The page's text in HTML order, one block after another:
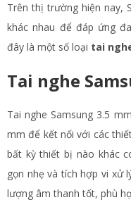
Trên thị trường hiện nay,
khác nhau để đáp ứng
đây là một số loại tai
Tai nghe
Tai nghe Samsung 3.5
mm để kết nối với các
bất kỳ thiết bị nào khác
gọn nhẹ và tích hợp vi xử
lượng âm thanh tốt, phù